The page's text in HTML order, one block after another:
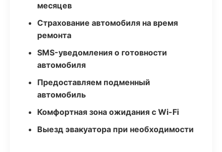
месяцев
Страхование автомобиля на время
ремонта
SMS-уведомления о готовности
автомобиля
Предоставляем подменный
автомобиль
Комфортная зона ожидания с Wi-Fi
Выезд эвакуатора при необходимости